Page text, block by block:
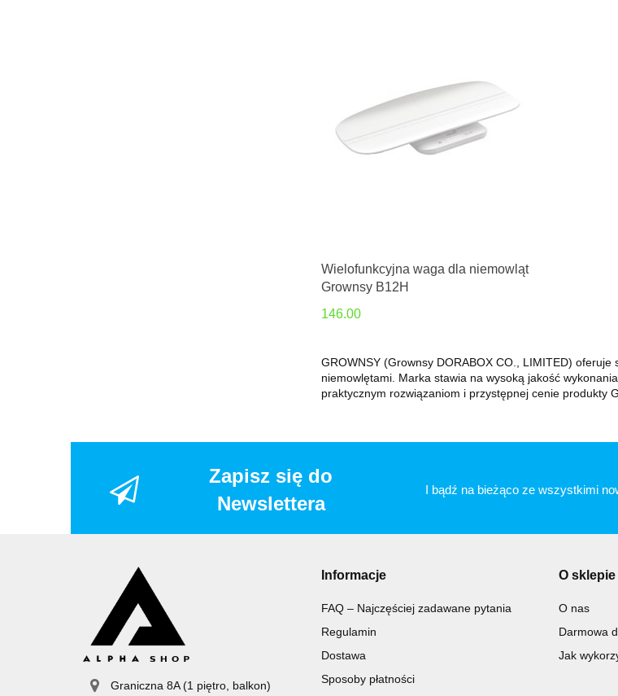
Wielofunkcyjna waga dla niemowląt
Grownsy B12H
146.00
GROWNSY (Grownsy DORABOX CO., LIMITED)
niemowlętami. Marka stawia na wysoką jakość
praktycznym rozwiązaniom i przystępnej cenie produkty
Zapisz się do
Newslettera
I bądź na bieżąco ze wszystkimi
Graniczna 8A (1 piętro, balkon)
Informacje
FAQ – Najczęściej zadawane pytania
Regulamin
Dostawa
Sposoby płatności
O sklepie
O nas
Darmowa
Jak